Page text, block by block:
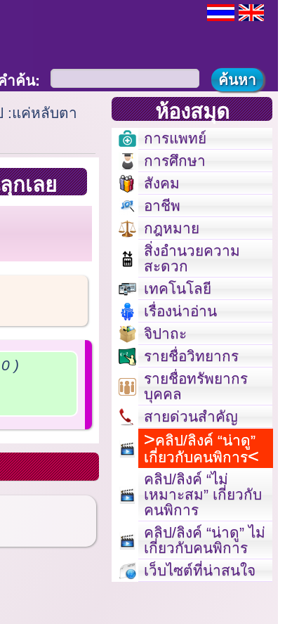
ำค้น:
:แค่หลับตา
กเลย
)
ห้องสมุด
การแพทย์
การศึกษา
สังคม
อาชีพ
กฎหมาย
สิ่งอำนวยความ
สะดวก
เทคโนโลยี
เรื่องน่าอ่าน
จิปาถะ
รายชื่อวิทยากร
รายชื่อทรัพยากร
บุคคล
สายด่วนสำคัญ
คลิป/ลิงค์ “น่าดู”
เกี่ยวกับคนพิการ
คลิป/ลิงค์ “ไม่
เหมาะสม” เกี่ยวกับ
คนพิการ
คลิป/ลิงค์ “น่าดู” ไม่
เกี่ยวกับคนพิการ
เว็บไซต์ที่น่าสนใจ